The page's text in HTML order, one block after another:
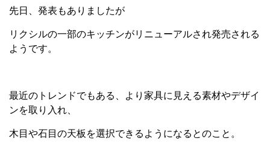
先日、発表もありましたが
リクシルの一部のキッチンがリニューアルされ発売される
ようです。
最近のトレンドでもある、より家具に見える素材やデザイ
ンを取り入れ、
木目や石目の天板を選択できるようになるとのこと。